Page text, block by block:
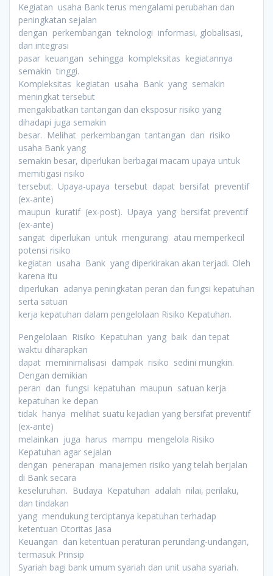
Kegiatan usaha Bank terus mengalami perubahan dan
peningkatan sejalan
dengan perkembangan teknologi informasi, globalisasi,
dan integrasi
pasar keuangan sehingga kompleksitas kegiatannya
semakin tinggi.
Kompleksitas kegiatan usaha Bank yang semakin
meningkat tersebut
mengakibatkan tantangan dan eksposur risiko yang
dihadapi juga semakin
besar. Melihat perkembangan tantangan dan risiko
usaha Bank yang
semakin besar, diperlukan berbagai macam upaya untuk
memitigasi risiko
tersebut. Upaya-upaya tersebut dapat bersifat preventif
(ex-ante)
maupun kuratif (ex-post). Upaya yang bersifat preventif
(ex-ante)
sangat diperlukan untuk mengurangi atau memperkecil
potensi risiko
kegiatan usaha Bank yang diperkirakan akan terjadi. Oleh
karena itu
diperlukan adanya peningkatan peran dan fungsi kepatuhan
serta satuan
kerja kepatuhan dalam pengelolaan Risiko Kepatuhan.
Pengelolaan Risiko Kepatuhan yang baik dan tepat
waktu diharapkan
dapat meminimalisasi dampak risiko sedini mungkin.
Dengan demikian
peran dan fungsi kepatuhan maupun satuan kerja
kepatuhan ke depan
tidak hanya melihat suatu kejadian yang bersifat preventif
(ex-ante)
melainkan juga harus mampu mengelola Risiko
Kepatuhan agar sejalan
dengan penerapan manajemen risiko yang telah berjalan
di Bank secara
keseluruhan. Budaya Kepatuhan adalah nilai, perilaku,
dan tindakan
yang mendukung terciptanya kepatuhan terhadap
ketentuan Otoritas Jasa
Keuangan dan ketentuan peraturan perundang-undangan,
termasuk Prinsip
Syariah bagi bank umum syariah dan unit usaha syariah.